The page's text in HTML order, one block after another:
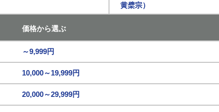
黄檗宗）
価格から選ぶ
～9,999円
10,000～19,999円
20,000～29,999円